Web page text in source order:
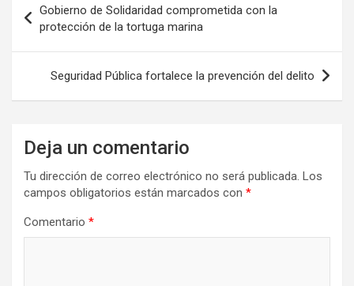
de
entradas
Gobierno de Solidaridad comprometida con la
protección de la tortuga marina
Seguridad Pública fortalece la prevención del delito
Deja un comentario
Tu dirección de correo electrónico no será publicada. Los
campos obligatorios están marcados con *
Comentario *